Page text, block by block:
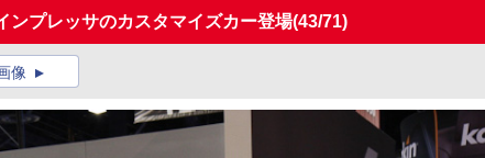
ンプレッサのカスタマイズカー登場(43/71)
像